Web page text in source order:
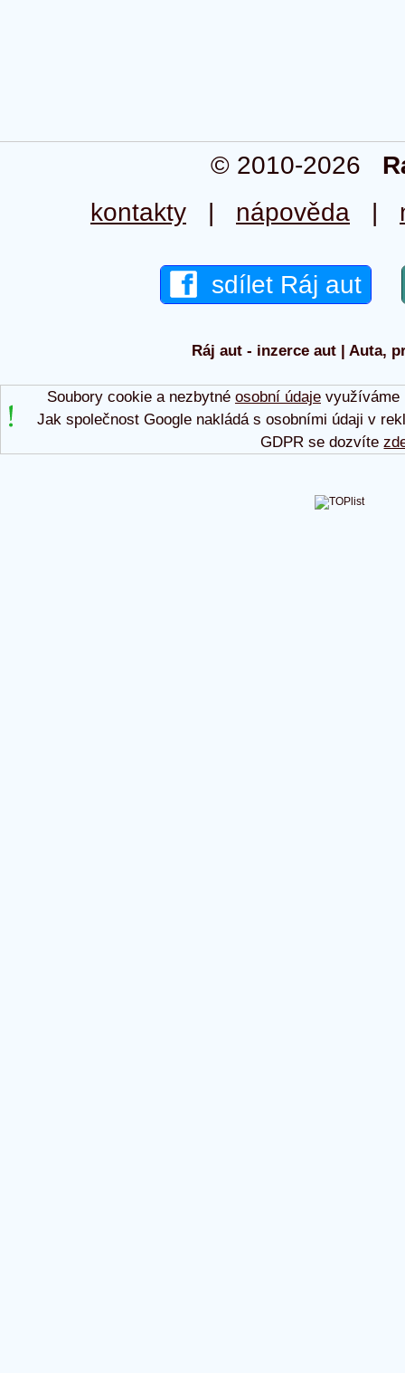
© 2010-2026
kontakty | nápověda |
sdílet Ráj aut
Ráj aut - inzerce aut | Auta,
Soubory cookie a nezbytné osobní údajevyužíváme
Jak společnost Google nakládá s osobními údaji v
GDPR se dozvíte